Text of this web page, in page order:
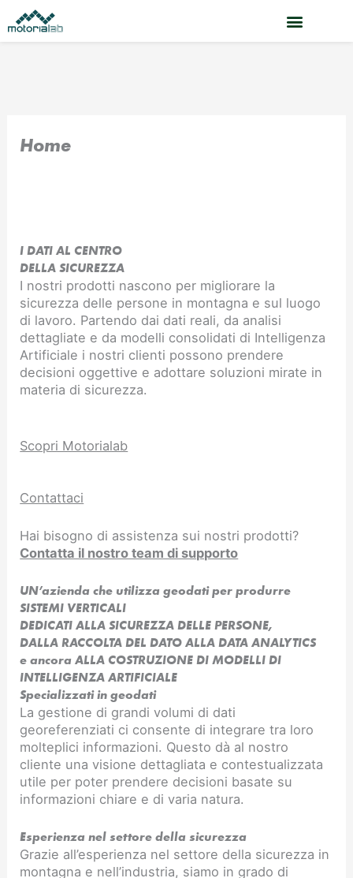
al
contenuto
Home
I DATI AL CENTRO
DELLA SICUREZZA
I nostri prodotti nascono per migliorare la
sicurezza delle persone in montagna e sul luogo
di lavoro. Partendo dai dati reali, da analisi
dettagliate e da modelli consolidati di Intelligenza
Artificiale i nostri clienti possono prendere
decisioni oggettive e adottare soluzioni mirate in
materia di sicurezza.
Scopri Motorialab
Contattaci
Hai bisogno di assistenza sui nostri prodotti?
Contatta il nostro team di supporto
UN’azienda che utilizza geodati per produrre
SISTEMI VERTICALI
DEDICATI ALLA SICUREZZA DELLE PERSONE,
DALLA RACCOLTA DEL DATO ALLA DATA ANALYTICS
e ancora ALLA COSTRUZIONE DI MODELLI DI
INTELLIGENZA ARTIFICIALE​
Specializzati in geodati
La gestione di grandi volumi di dati
georeferenziati ci consente di integrare tra loro
molteplici informazioni. Questo dà al nostro
cliente una visione dettagliata e contestualizzata
utile per poter prendere decisioni basate su
informazioni chiare e di varia natura.
Esperienza nel settore della sicurezza
Grazie all’esperienza nel settore della sicurezza in
montagna e nell’industria, siamo in grado di